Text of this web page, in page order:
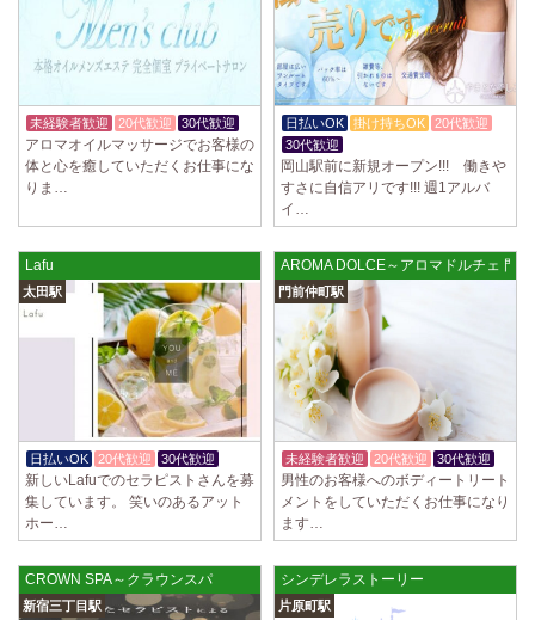
未経験者歓迎 20代歓迎 30代歓迎
アロマオイルマッサージでお客様の
体と心を癒していただくお仕事にな
りま…
日払いOK 掛け持ちOK
20代歓迎
30代歓迎
岡山駅前に新規オープン!!! 働きや
すさに自信アリです!!! 週1アルバ
イ…
Lafu
太田駅
日払いOK 20代歓迎 30代歓迎
新しいLafuでのセラピストさんを募
集しています。 笑いのあるアット
ホー…
AROMA DOLCE～アロマドルチェ 門
門前仲町駅
未経験者歓迎 20代歓迎 30代歓迎
男性のお客様へのボディートリート
メントをしていただくお仕事になり
ます…
CROWN SPA～クラウンスパ
新宿三丁目駅
シンデレラストーリー
片原町駅